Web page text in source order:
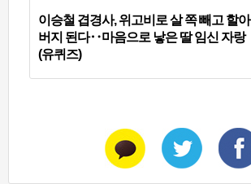
이승철 겹경사, 위고비로 살 쪽 빼고 할아
버지 된다‥마음으로 낳은 딸 임신 자랑
(유퀴즈)